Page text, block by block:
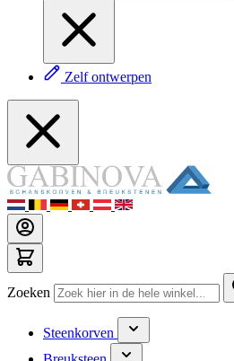
Zelf ontwerpen
Zoeken
Steenkorven